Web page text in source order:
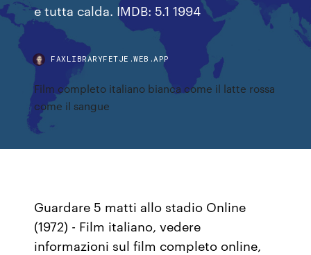
e tutta calda. IMDB: 5.1 1994
FAXLIBRARYFETJE.WEB.APP
Film completo italiano bianca come il latte rossa
come il sangue
Guardare 5 matti allo stadio Online
(1972) - Film italiano, vedere
informazioni sul film completo online,